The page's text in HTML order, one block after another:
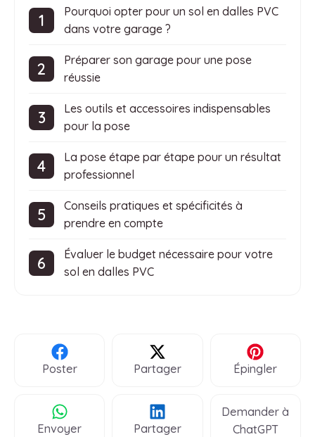
Pourquoi opter pour un sol en dalles PVC
dans votre garage ?
Préparer son garage pour une pose
réussie
Les outils et accessoires indispensables
pour la pose
La pose étape par étape pour un résultat
professionnel
Conseils pratiques et spécificités à
prendre en compte
Évaluer le budget nécessaire pour votre
sol en dalles PVC
Poster Partager Épingler
Envoyer Partager
Demander à
ChatGPT